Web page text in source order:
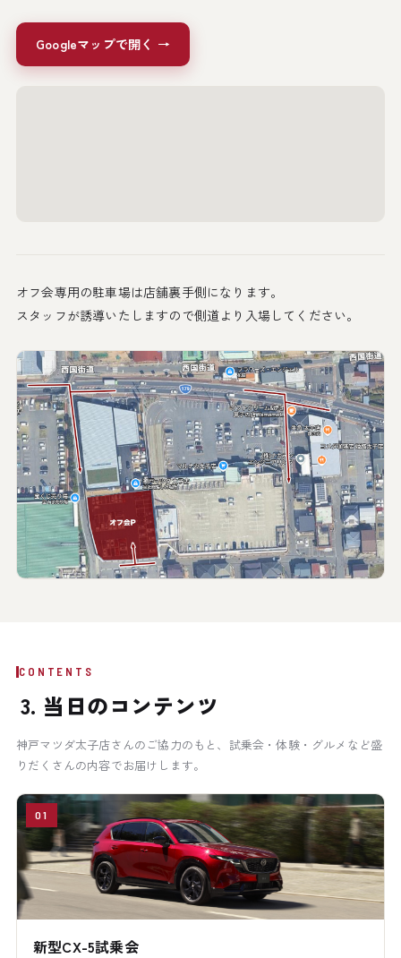
Googleマップで開く →
オフ会専用の駐車場は店舗裏手側になります。
スタッフが誘導いたしますので側道より入場してください。
CONTENTS
3. 当日のコンテンツ
神戸マツダ太子店さんのご協力のもと、試乗会・体験・グルメなど盛
りだくさんの内容でお届けします。
01
新型CX-5試乗会